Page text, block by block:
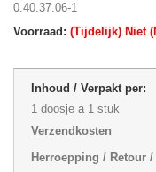
0.40.37.06-1
Voorraad: (Tijdelijk) Niet
Inhoud / Verpakt per:
1 doosje a 1 stuk
Verzendkosten
Herroepping / Retour /